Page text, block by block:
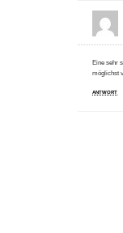
Eine sehr
möglichst
ANTWORT